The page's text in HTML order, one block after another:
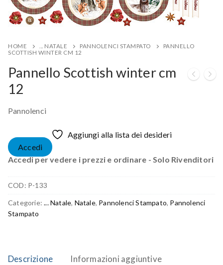
HOME ... NATALE PANNOLENCI STAMPATO
PANNELLO
SCOTTISH WINTER CM 12
Pannello Scottish winter cm
12
Pannolenci
Aggiungi alla lista dei desideri
Accedi
Accedi per vedere i prezzi e ordinare - Solo Rivenditori
COD: P-133
Categorie:... Natale, Natale, Pannolenci Stampato, Pannolenci
Stampato
Descrizione Informazioni aggiuntive